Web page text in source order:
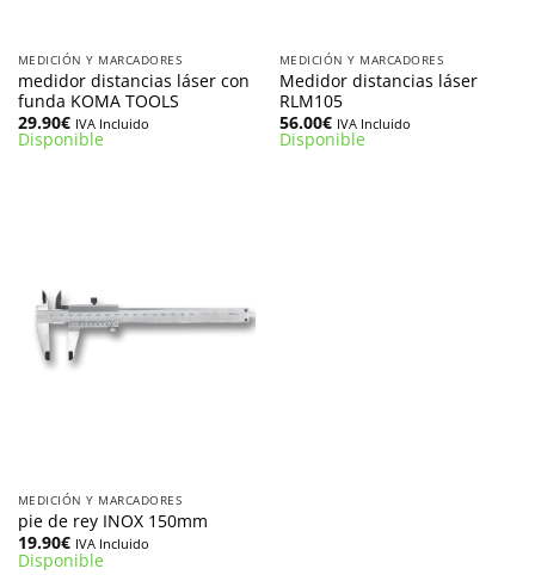
MEDICIÓN Y MARCADORES
medidor distancias láser con
funda KOMA TOOLS
29.90€ IVA Incluido
Disponible
MEDICIÓN Y MARCADORES
Medidor distancias láser
RLM105
56.00€ IVA Incluido
Disponible
MEDICIÓN Y MARCADORES
pie de rey INOX 150mm
19.90€ IVA Incluido
Disponible